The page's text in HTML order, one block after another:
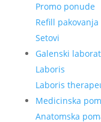
Promo ponude
Refill pakovanja
Setovi
Galenski
Laboris
Laboris
Medicinska
Anatomska